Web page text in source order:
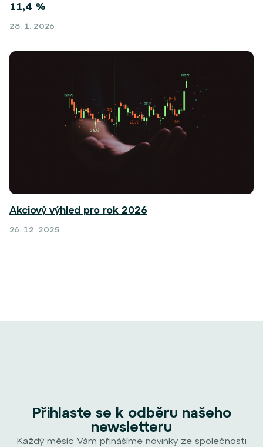
11,4 %
28. 1. 2026
Akciový výhled pro rok 2026
26. 12. 2025
Přihlaste se k odběru našeho
newsletteru
Každý měsíc Vám přinášíme novinky ze společnosti